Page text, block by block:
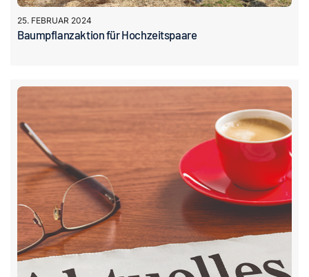
25. FEBRUAR 2024
Baumpflanzaktion für Hochzeitspaare